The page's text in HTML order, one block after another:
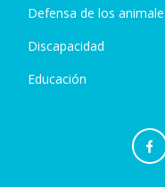
Defensa de los
Discapacidad
Educación